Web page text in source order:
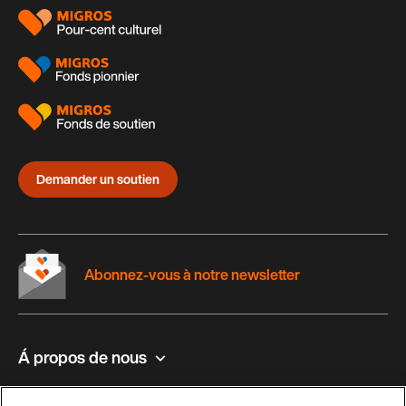
Demander un soutien
Á propos de nous
Abonnez-vous à notre newsletter